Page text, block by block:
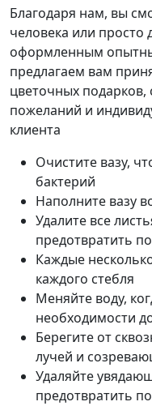
Благодаря нам, вы
человека или
оформленным
предлагаем вам
цветочных
пожеланий и
клиента
Очистите вазу,
бактерий
Наполните вазу
Удалите все
предотвратить
Каждые
каждого стебля
Меняйте воду,
необходимости
Берегите от
лучей и
Удаляйте
предотвратить